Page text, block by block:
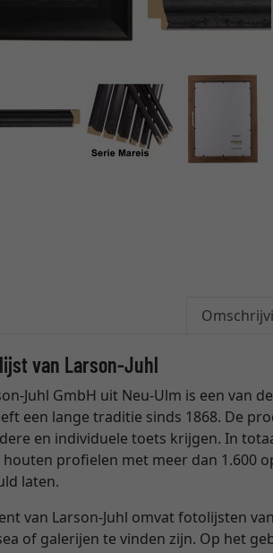
van Larson-Juhl
Juhl GmbH uit Neu-Ulm is een van
een lange traditie sinds 1868. De
en individuele toets krijgen. In
profielen met meer dan 1.600
laten.
van Larson-Juhl omvat fotolijsten
of galerijen te vinden zijn. Op het